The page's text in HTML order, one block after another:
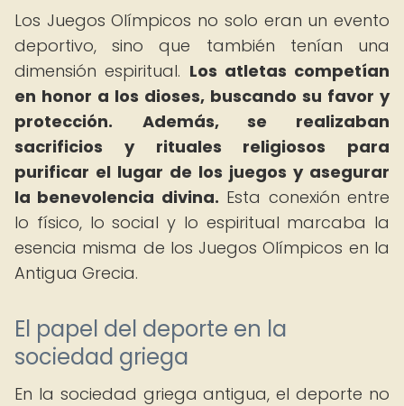
Los Juegos Olímpicos no solo eran un evento
deportivo, sino que también tenían una
dimensión espiritual. Los atletas competían
en honor a los dioses, buscando su favor y
protección.
Además, se realizaban
sacrificios y rituales religiosos para
purificar el lugar de los juegos y asegurar
la benevolencia divina. Esta conexión entre
lo físico, lo social y lo espiritual marcaba la
esencia misma de los Juegos Olímpicos en la
Antigua Grecia.
El papel del deporte en la
sociedad griega
En la sociedad griega antigua, el deporte no